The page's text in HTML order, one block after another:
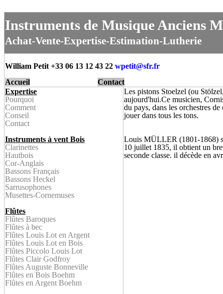
Instruments de Musique Anciens
Achat-Vente-Expertise-Estimation-Lutherie
William Petit +33 06 13 12 43 22 wpetit@sfr.fr
Accueil
Contact
Expertise
Pourquoi
Comment
Conseil
Contact
Instruments à vent Bois
Clarinettes
Hautbois
Cor-Anglais
Bassons Français
Bassons Heckel
Sarrusophones
Musettes-Cornemuses
Flûtes
Flûtes Baroques
Flûtes à bec
Flûtes Louis Lot en Argent
Flûtes Louis Lot en Bois
Flûtes Piccolo Louis Lot
Flûtes Clair Godfroy
Flûtes Auguste Bonneville
Flûtes en Bois Boehm
Flûtes en Argent Boehm
Les pistons Stoelzel (ou
aujourd'hui.Ce musicien,
du pays, dans les orchestres
jouer dans tous les tons.
Louis MÜLLER (1801-1868)
10 juillet 1835, il obtient un
seconde classe. il décède en